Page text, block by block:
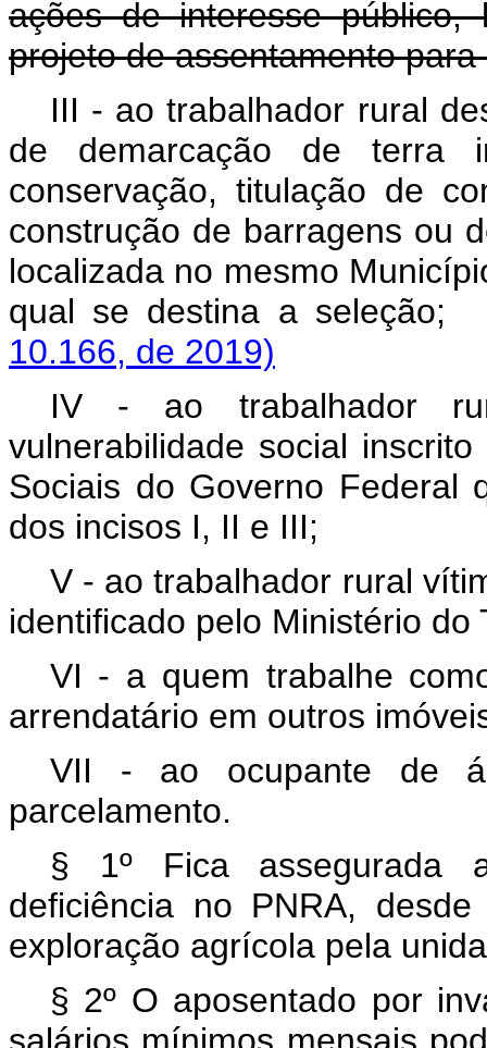
ações de interesse público,
projeto de assentamento
III - ao trabalhador rural
de demarcação de terra
conservação, titulação de
construção de barragens ou
localizada no mesmo
qual se destina a
10.166, de 2019)
IV - ao trabalhador
vulnerabilidade social
Sociais do Governo Federal
dos incisos I, II e III;
V - ao trabalhador rural
identificado pelo Ministério do
VI - a quem trabalhe
arrendatário em outros
VII - ao ocupante de
parcelamento.
§ 1º Fica assegurada
deficiência no PNRA,
exploração agrícola pela
§ 2º O aposentado por